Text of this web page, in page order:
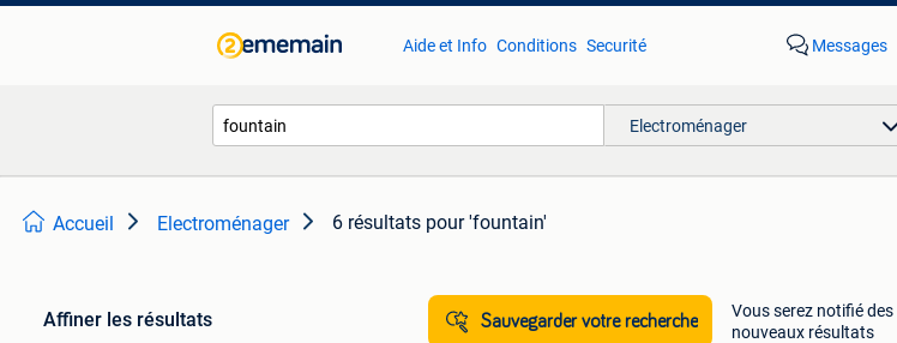
Aide et Info Conditions Securité Messages
Electroménager
Accueil Electroménager 6 résultats pour 'fountain'
Affiner les résultats
Sauvegarder votre recherche
Vous serez notifié des
nouveaux résultats